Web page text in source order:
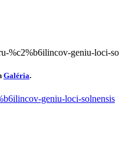
%c2%b6ilincov-geniu-loci-
Galéria.